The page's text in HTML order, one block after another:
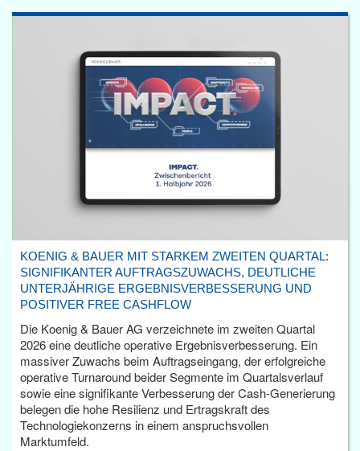
KOENIG & BAUER MIT STARKEM ZWEITEN QUARTAL:
SIGNIFIKANTER AUFTRAGSZUWACHS, DEUTLICHE
UNTERJÄHRIGE ERGEBNISVERBESSERUNG UND
POSITIVER FREE CASHFLOW
Die Koenig & Bauer AG verzeichnete im zweiten Quartal
2026 eine deutliche operative Ergebnisverbesserung. Ein
massiver Zuwachs beim Auftragseingang, der erfolgreiche
operative Turnaround beider Segmente im Quartalsverlauf
sowie eine signifikante Verbesserung der Cash-Generierung
belegen die hohe Resilienz und Ertragskraft des
Technologiekonzerns in einem anspruchsvollen
Marktumfeld.